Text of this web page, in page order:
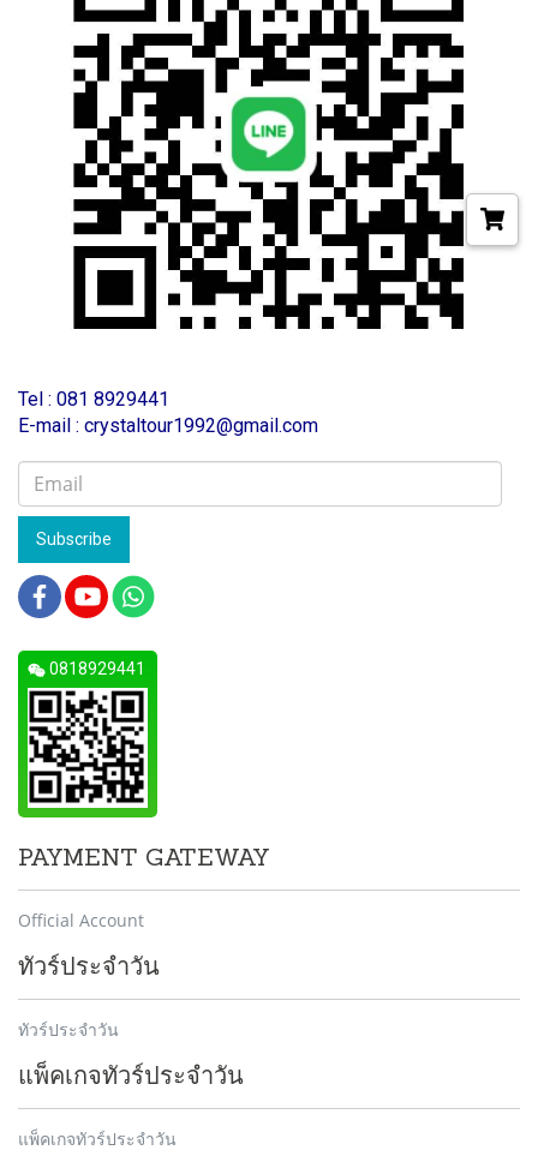
Tel : 081 8929441
E-mail : crystaltour1992@gmail.com
Subscribe
0818929441
PAYMENT GATEWAY
Official Account
ทัวร์ประจำวัน
ทัวร์ประจำวัน
แพ็คเกจทัวร์ประจำวัน
แพ็คเกจทัวร์ประจำวัน